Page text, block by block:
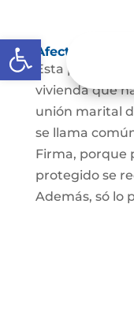
Abrir barra de
Afectación a
Esta
vivienda que
unión marital
se llama
Firma, porque
protegido se
Además, só lo